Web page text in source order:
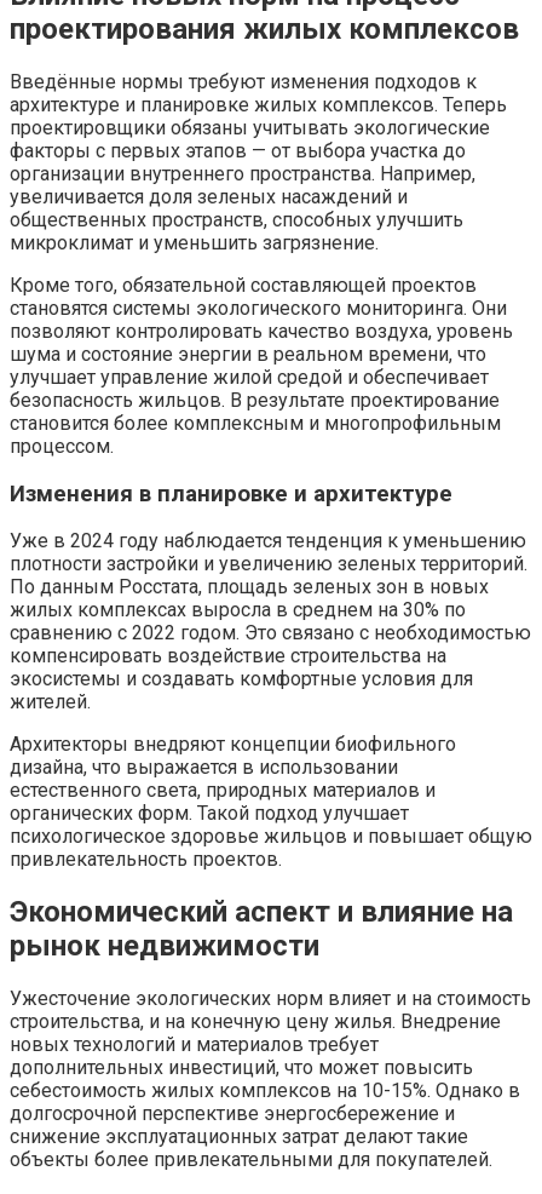
проектирования жилых комплексов
Введённые нормы требуют изменения подходов к
архитектуре и планировке жилых комплексов. Теперь
проектировщики обязаны учитывать экологические
факторы с первых этапов — от выбора участка до
организации внутреннего пространства. Например,
увеличивается доля зеленых насаждений и
общественных пространств, способных улучшить
микроклимат и уменьшить загрязнение.
Кроме того, обязательной составляющей проектов
становятся системы экологического мониторинга. Они
позволяют контролировать качество воздуха, уровень
шума и состояние энергии в реальном времени, что
улучшает управление жилой средой и обеспечивает
безопасность жильцов. В результате проектирование
становится более комплексным и многопрофильным
процессом.
Изменения в планировке и архитектуре
Уже в 2024 году наблюдается тенденция к уменьшению
плотности застройки и увеличению зеленых территорий.
По данным Росстата, площадь зеленых зон в новых
жилых комплексах выросла в среднем на 30% по
сравнению с 2022 годом. Это связано с необходимостью
компенсировать воздействие строительства на
экосистемы и создавать комфортные условия для
жителей.
Архитекторы внедряют концепции биофильного
дизайна, что выражается в использовании
естественного света, природных материалов и
органических форм. Такой подход улучшает
психологическое здоровье жильцов и повышает общую
привлекательность проектов.
Экономический аспект и влияние на
рынок недвижимости
Ужесточение экологических норм влияет и на стоимость
строительства, и на конечную цену жилья. Внедрение
новых технологий и материалов требует
дополнительных инвестиций, что может повысить
себестоимость жилых комплексов на 10-15%. Однако в
долгосрочной перспективе энергосбережение и
снижение эксплуатационных затрат делают такие
объекты более привлекательными для покупателей.